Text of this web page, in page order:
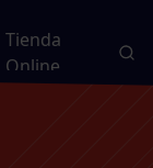
Tienda
Online